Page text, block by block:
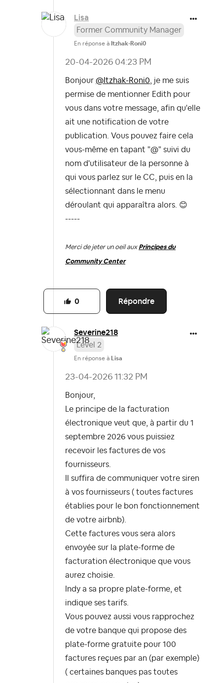
Lisa
Former Community Manager
En réponse à Itzhak-Roni0
‎20-04-2026 04:23 PM
Bonjour @Itzhak-Roni0 , je me suis
permise de mentionner Edith pour
vous dans votre message, afin qu'elle
ait une notification de votre
publication. Vous pouvez faire cela
vous-même en tapant "@" suivi du
nom d'utilisateur de la personne à
qui vous parlez sur le CC, puis en la
sélectionnant dans le menu
déroulant qui apparaîtra alors. 😊
-----
Merci de jeter un oeil aux Principes du
Community Center
Répondre
0
Severine218
Level 2
En réponse à Lisa
‎23-04-2026 11:32 PM
Bonjour,
Le principe de la facturation
électronique veut que, à partir du 1
septembre 2026 vous puissiez
recevoir les factures de vos
fournisseurs.
Il suffira de communiquer votre siren
à vos fournisseurs ( toutes factures
établies pour le bon fonctionnement
de votre airbnb).
Cette factures vous sera alors
envoyée sur la plate-forme de
facturation électronique que vous
aurez choisie.
Indy a sa propre plate-forme, et
indique ses tarifs.
Vous pouvez aussi vous rapprochez
de votre banque qui propose des
plate-forme gratuite pour 100
factures reçues par an (par exemple)
( certaines banques pas toutes